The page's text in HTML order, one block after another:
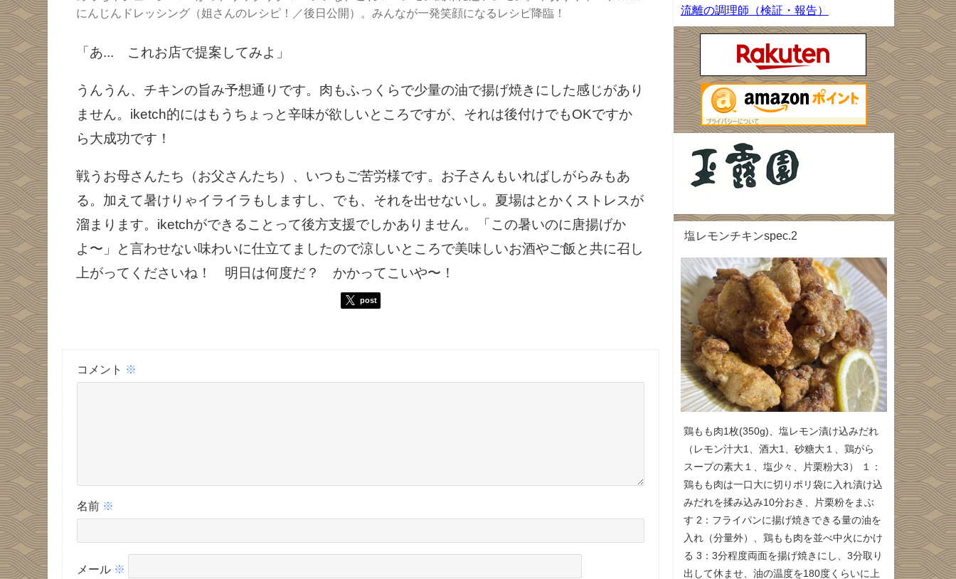
にんじんドレッシング（姐さんのレシピ！／後日公開）。みんなが一発笑顔になるレシピ降臨！
「あ... これお店で提案してみよ」
うんうん、チキンの旨み予想通りです。肉もふっくらで少量の油で揚げ焼きにした感じがあり
ません。iketch的にはもうちょっと辛味が欲しいところですが、それは後付けでもOKですか
ら大成功です！
戦うお母さんたち（お父さんたち）、いつもご苦労様です。お子さんもいればしがらみもあ
る。加えて暑けりゃイライラもしますし、でも、それを出せないし。夏場はとかくストレスが
溜まります。iketchができることって後方支援でしかありません。「この暑いのに唐揚げか
よ〜」と言わせない味わいに仕立てましたので涼しいところで美味しいお酒やご飯と共に召し
上がってくださいね！ 明日は何度だ？ かかってこいや〜！
post
コメント ※
名前 ※
メール ※
流離の調理師（検証・報告）
塩レモンチキンspec.2
鶏もも肉1枚(350g)、塩レモン漬け込みだれ
（レモン汁大1、酒大1、砂糖大１、鶏がら
スープの素大１、塩少々、片栗粉大3） １：
鶏もも肉は一口大に切りポリ袋に入れ漬け込
みだれを揉み込み10分おき、片栗粉をまぶ
す 2：フライパンに揚げ焼きできる量の油を
入れ（分量外）、鶏もも肉を並べ中火にかけ
る 3：3分程度両面を揚げ焼きにし、3分取り
出して休ませ、油の温度を180度くらいに上